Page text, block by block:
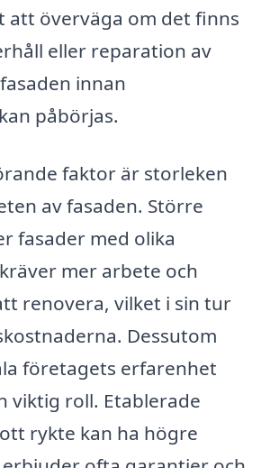
att överväga om det finns
eller reparation av
innan
påbörjas.
faktor är storleken
av fasaden. Större
fasader med olika
mer arbete och
renovera, vilket i sin tur
Dessutom
företagets erfarenhet
viktig roll. Etablerade
rykte kan ha högre